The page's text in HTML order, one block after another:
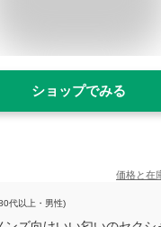
ショップでみる
価格と在
代以上・男性)